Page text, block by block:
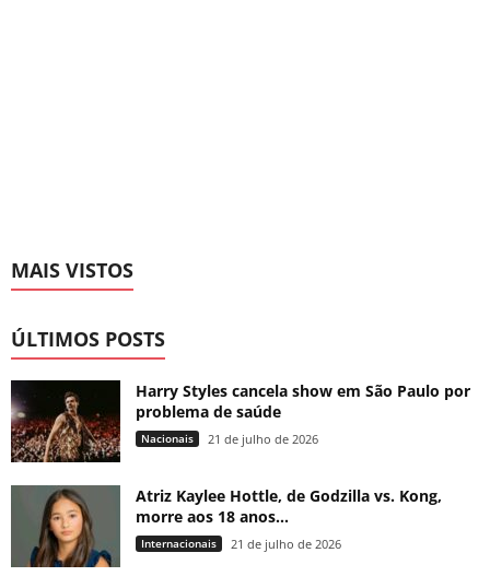
MAIS VISTOS
ÚLTIMOS POSTS
Harry Styles cancela show em São Paulo por
problema de saúde
Nacionais 21 de julho de 2026
Atriz Kaylee Hottle, de Godzilla vs. Kong,
morre aos 18 anos...
Internacionais 21 de julho de 2026